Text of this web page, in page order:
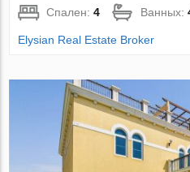
Спален:4 Ванных:
Elysian Real Estate Broker